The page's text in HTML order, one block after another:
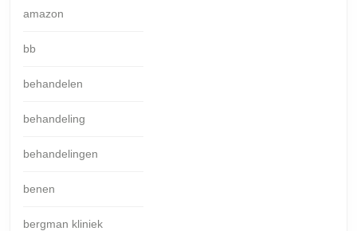
amazon
bb
behandelen
behandeling
behandelingen
benen
bergman kliniek